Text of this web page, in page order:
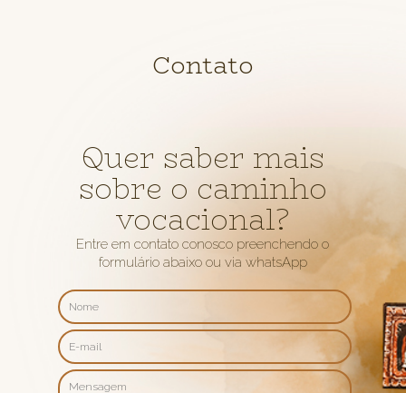
Contato
Quer saber mais
sobre o caminho
vocacional?
Entre em contato conosco preenchendo o
formulário abaixo ou via whatsApp